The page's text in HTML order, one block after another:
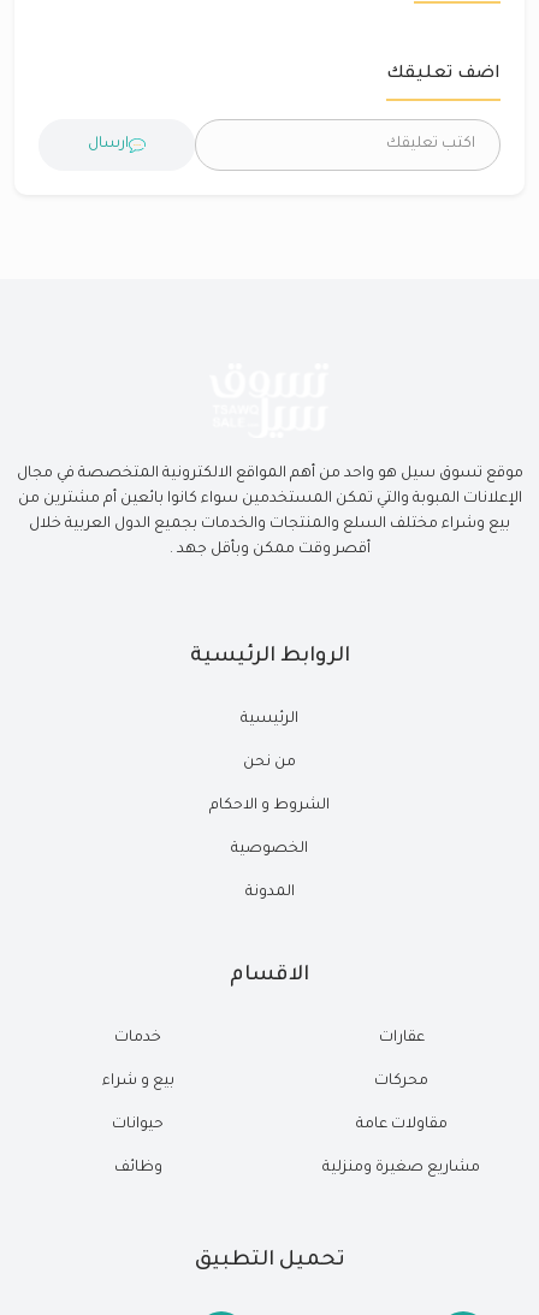
اضف تعليقك
ارسال
موقع تسوق سيل هو واحد من أهم المواقع الالكترونية المتخصصة في مجال
الإعلانات المبوبة والتي تمكن المستخدمين سواء كانوا بائعين أم مشترين من
بيع وشراء مختلف السلع والمنتجات والخدمات بجميع الدول العربية خلال
أقصر وقت ممكن وبأقل جهد .
الروابط الرئيسية
الرئيسية
من نحن
الشروط و الاحكام
الخصوصية
المدونة
الاقسام
عقارات
محركات
مقاولات عامة
مشاريع صغيرة ومنزلية
خدمات
بيع و شراء
حيوانات
وظائف
تحميل التطبيق